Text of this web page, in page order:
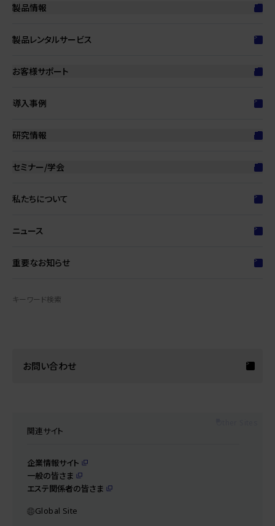
キーワード検索
お問い合わせ
製品情報
製品カテゴリーから探す
製品レンタルサービス
お客様サポート
3年間無償修理保証
消耗品のお手入れについて
導入事例
研究情報
歯科領域
セミナー/学会
セミナー情報
私たちについて
ニュース
重要なお知らせ
関連サイト
企業情報サイト
一般の皆さま
エステ関係者の皆さま
Global Site